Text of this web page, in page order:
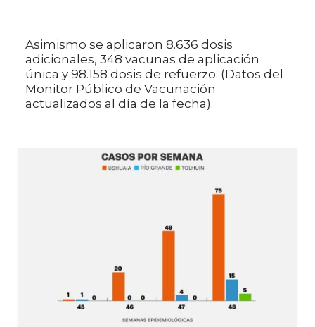
Asimismo se aplicaron 8.636 dosis
adicionales, 348 vacunas de aplicación
única y 98.158 dosis de refuerzo. (Datos del
Monitor Público de Vacunación
actualizados al día de la fecha).